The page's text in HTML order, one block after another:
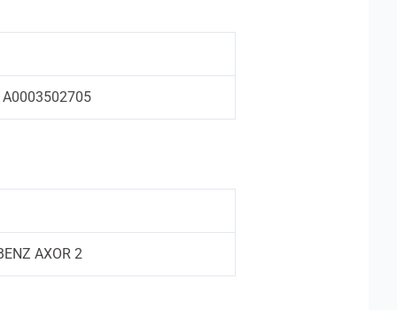
A0003502705
AXOR 2